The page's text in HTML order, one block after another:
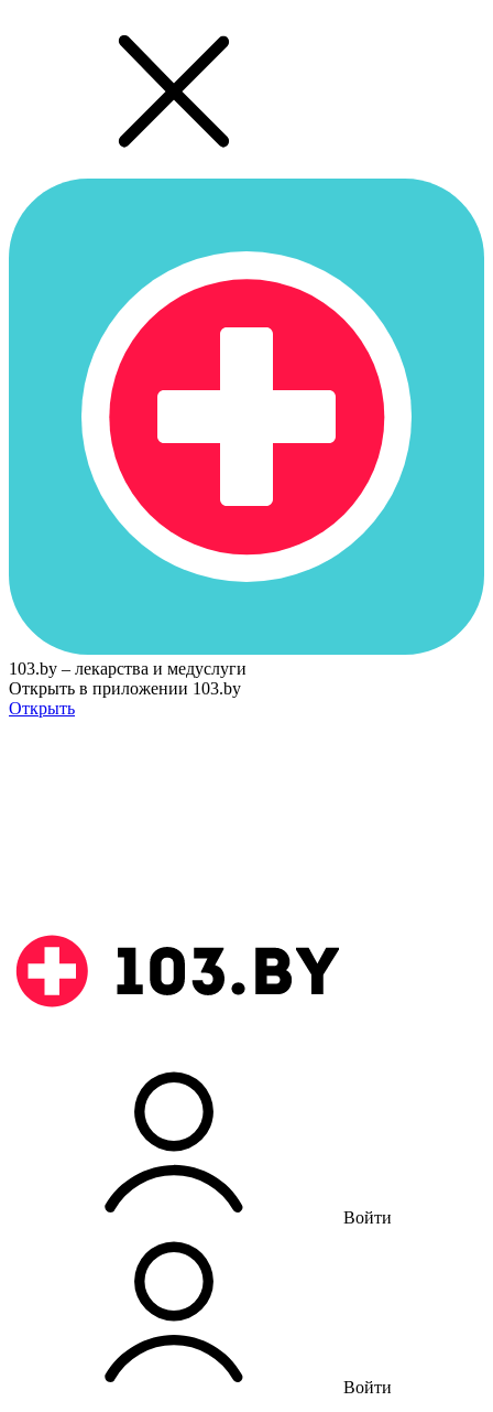
103.by – лекарства и медуслуги
Открыть в приложении 103.by
Открыть
Войти
Войти